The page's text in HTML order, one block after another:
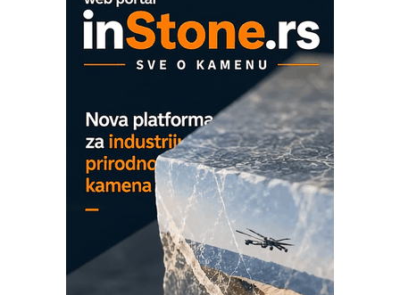
ROSA i SCHUNK podižu proizvodnju
na viši nivo
Detekcija različitih oblika
MAREX - Lim i mašine za savremena